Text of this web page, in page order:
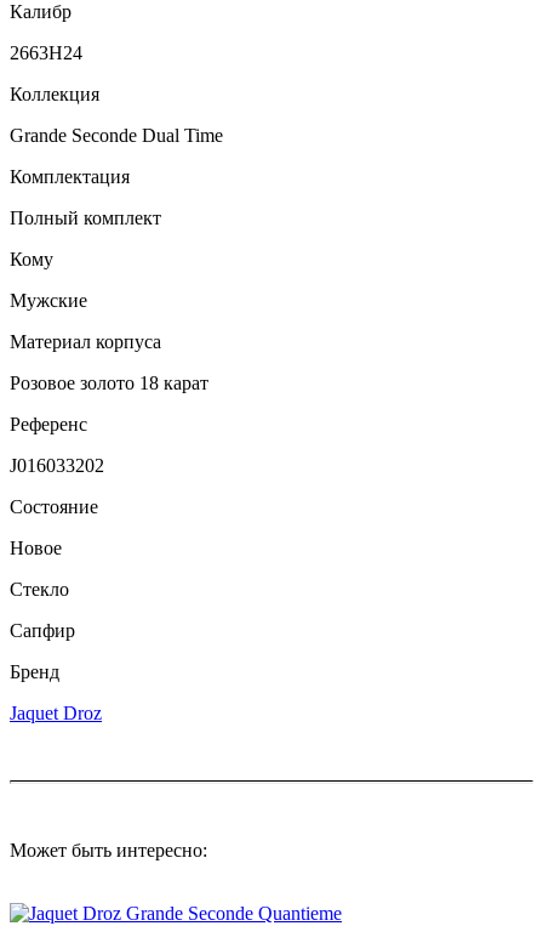
Калибр
2663H24
Коллекция
Grande Seconde Dual Time
Комплектация
Полный комплект
Кому
Мужские
Материал корпуса
Розовое золото 18 карат
Референс
J016033202
Состояние
Новое
Стекло
Сапфир
Бренд
Jaquet Droz
Может быть интересно: